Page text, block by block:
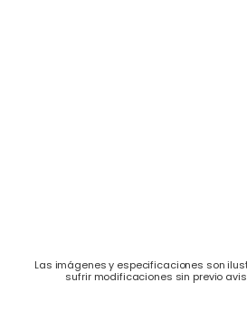
Las imágenes y especificaciones son
sufrir modificaciones sin previo